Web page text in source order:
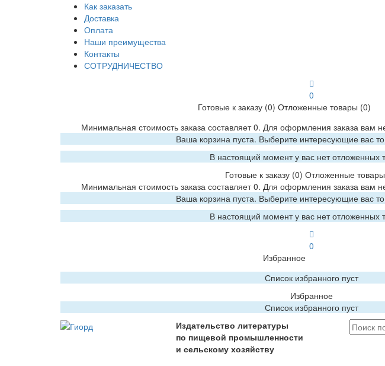
Как заказать
Доставка
Оплата
Наши преимущества
Контакты
СОТРУДНИЧЕСТВО
0
Готовые к заказу (0) Отложенные товары (0)
Минимальная стоимость заказа составляет 0. Для оформления заказа вам
Ваша корзина пуста. Выберите интересующие вас
В настоящий момент у вас нет отложенных
Готовые к заказу(0) Отложенные товары
Минимальная стоимость заказа составляет 0. Для оформления заказа вам
Ваша корзина пуста. Выберите интересующие вас
В настоящий момент у вас нет отложенных
0
Избранное
Список избранного пуст
Избранное
Список избранного пуст
Издательство литературы
по пищевой промышленности
и сельскому хозяйству